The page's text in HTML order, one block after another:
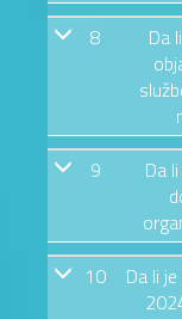
8
Da
9
Da
10
Da li